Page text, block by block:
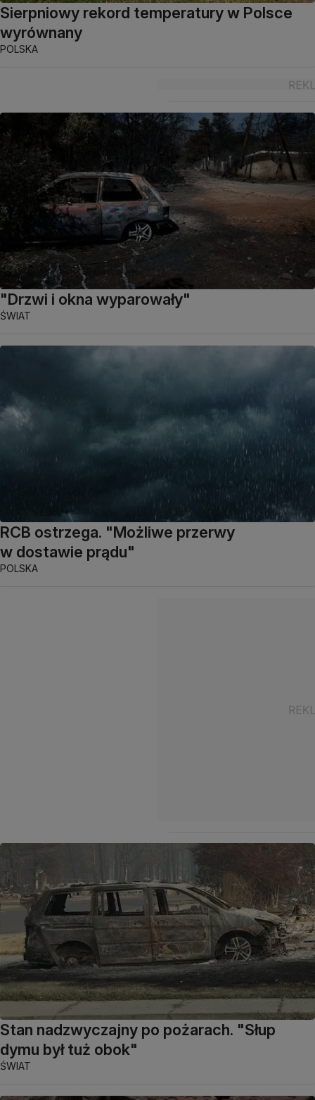
Sierpniowy rekord temperatury w Polsce
wyrównany
POLSKA
"Drzwi i okna wyparowały"
ŚWIAT
RCB ostrzega. "Możliwe przerwy
w dostawie prądu"
POLSKA
Stan nadzwyczajny po pożarach. "Słup
dymu był tuż obok"
ŚWIAT